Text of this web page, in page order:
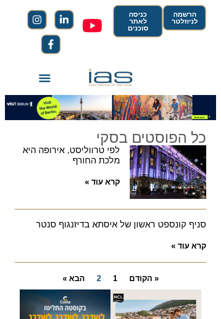
הרשמה
לניוזלטר
כניסה
לאתר
סוכנים
כל הפוסטים בסקי
לפי טרווליסט, אירופה היא
מלכת החורף
קרא עוד »
סניף קונספט ראשון של איסתא בדיזנגוף סנטר
קרא עוד »
« הקודם 1
2 הבא »